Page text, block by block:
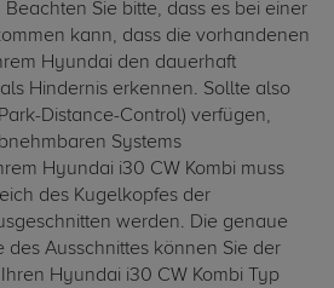
Beachten Sie bitte, dass es bei einer
kann, dass die vorhandenen
Hyundai den dauerhaft
Hindernis erkennen. Sollte also
Distance-Control) verfügen,
Systems
Hyundai i30 CW Kombi muss
des Kugelkopfes der
werden. Die genaue
des Ausschnittes können Sie der
Hyundai i30 CW Kombi Typ